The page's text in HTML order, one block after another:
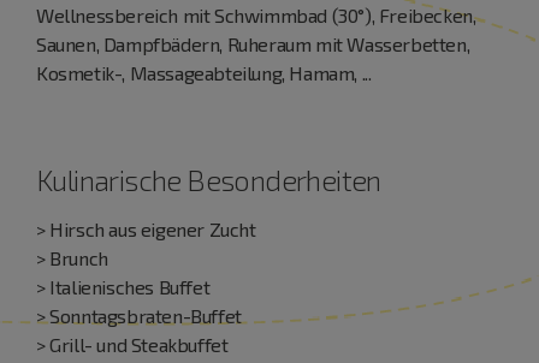
Wellnessbereich mit Schwimmbad (30°), Freibecken,
Saunen, Dampfbädern, Ruheraum mit Wasserbetten,
Kosmetik-, Massageabteilung, Hamam, ...
Kulinarische Besonderheiten
> Hirsch aus eigener Zucht
> Brunch
> Italienisches Buffet
> Sonntagsbraten-Buffet
> Grill- und Steakbuffet